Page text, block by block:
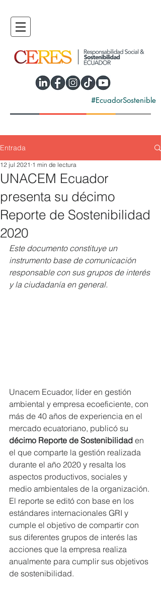
#EcuadorSostenible
Entrada
UNACEM Ecuador
presenta su décimo
Reporte de Sostenibilidad
2020
12 jul 2021 1 min de lectura
Este documento constituye un
instrumento base de comunicación
responsable con sus grupos de interés
y la ciudadanía en general.
Unacem Ecuador, líder en gestión
ambiental y empresa ecoeficiente, con
más de 40 años de experiencia en el
mercado ecuatoriano, publicó su
décimo Reporte de Sostenibilidad en
el que comparte la gestión realizada
durante el año 2020 y resalta los
aspectos productivos, sociales y
medio ambientales de la organización.
El reporte se editó con base en los
estándares internacionales GRI y
cumple el objetivo de compartir con
sus diferentes grupos de interés las
acciones que la empresa realiza
anualmente para cumplir sus objetivos
de sostenibilidad.